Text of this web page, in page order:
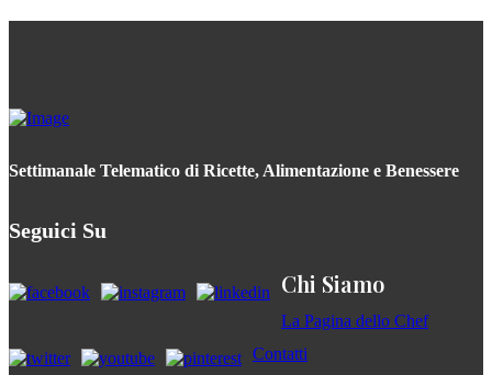
Settimanale Telematico di Ricette, Alimentazione e Benessere
Seguici Su
Chi Siamo
La Pagina dello Chef
Contatti